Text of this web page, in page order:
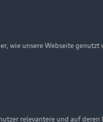
am Fahrzeug bei
wie unsere Webseite
relevantere und auf